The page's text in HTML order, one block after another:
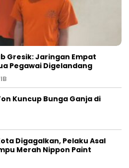
Gresik: Jaringan Empat
Pegawai Digelandang
Kuncup Bunga Ganja di
Digagalkan, Pelaku Asal
Merah Nippon Paint